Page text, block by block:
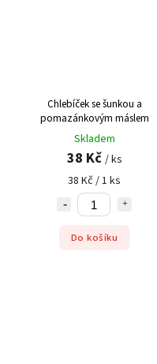
Chlebíček se šunkou a
pomazánkovým máslem
Skladem
38 Kč / ks
38 Kč / 1 ks
Do košíku